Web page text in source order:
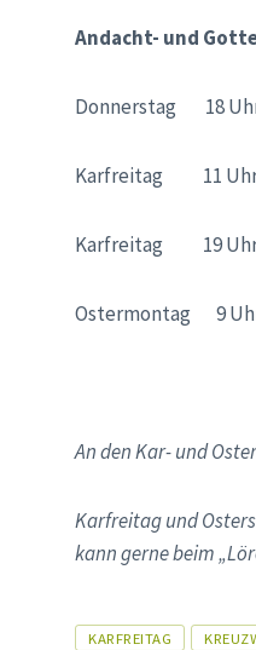
Andacht- und
Donnerstag 18 Uhr
Karfreitag 11 Uhr
Karfreitag 19 Uhr
Ostermontag 9 Uhr
An den Kar- und
Karfreitag und
kann gerne beim
Tags
KARFREITAG